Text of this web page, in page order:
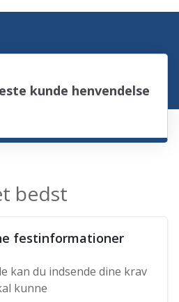
kunde henvendelse
bedst
festinformationer
kan du indsende dine krav
kunne